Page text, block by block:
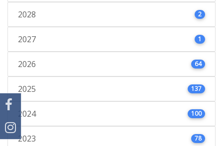
2028 2
2027 1
2026 64
2025 137
2024 100
2023 78